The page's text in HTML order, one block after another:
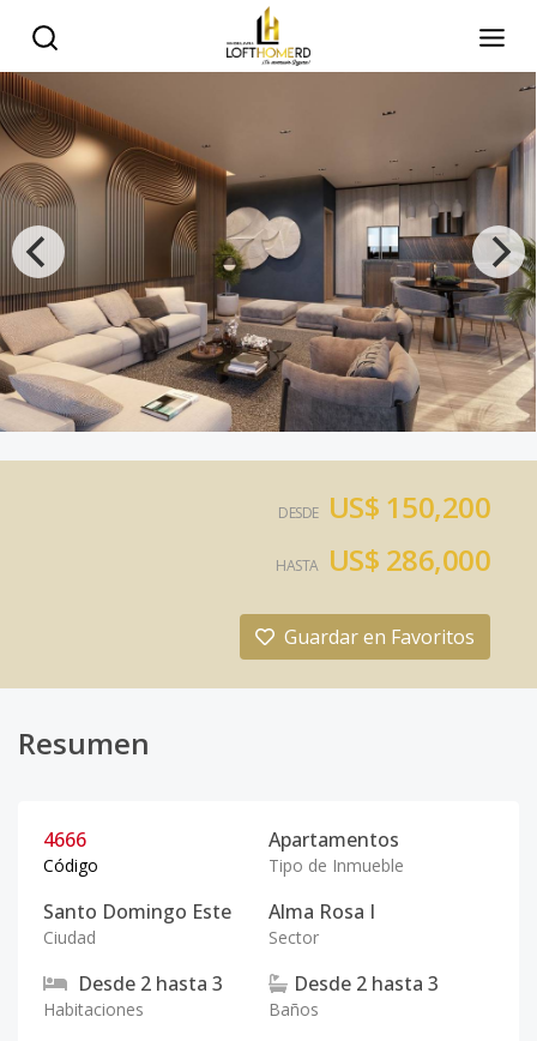
DESDE US$ 150,200
HASTA US$ 286,000
Guardar en Favoritos
Resumen
4666
Código
Apartamentos
Tipo de Inmueble
Santo Domingo Este
Ciudad
Alma Rosa I
Sector
Desde 2 hasta 3
Habitaciones
Desde 2 hasta 3
Baños